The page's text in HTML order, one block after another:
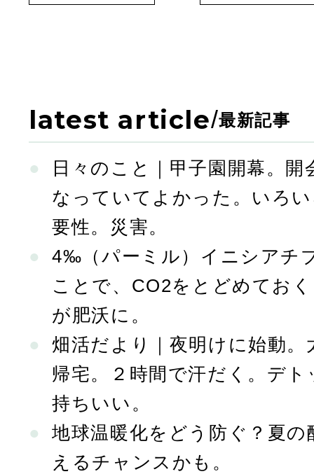
latest article/最新記事
日々のこと｜甲子園開幕。
なっていてよかった。いろ
要性。災害。
4‰（パーミル）イニシアチ
ことで、CO2をとどめてお
が肥沃に。
畑活だより｜夜明けに始動
帰宅。２時間で汗だく。デ
持ちいい。
地球温暖化をどう防ぐ？夏
えるチャンスかも。